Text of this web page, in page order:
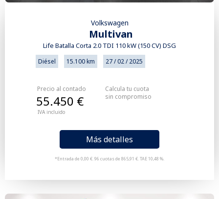
Volkswagen
Multivan
Life Batalla Corta 2.0 TDI 110 kW (150 CV) DSG
Diésel 15.100 km 27 / 02 / 2025
Precio al contado
IVA incluido
55.450 €
Más detalles
*Entrada de 0,00 €. 96 cuotas de 865,91 €. TAE 10,48 %.
Calcula tu cuota
sin compromiso